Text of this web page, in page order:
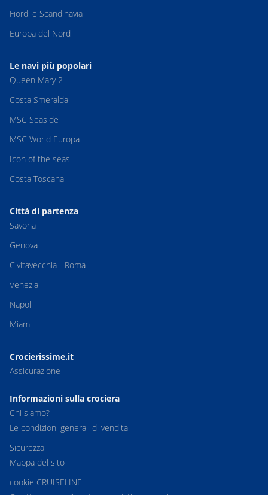
Fiordi e Scandinavia
Europa del Nord
Le navi più popolari
Queen Mary 2
Costa Smeralda
MSC Seaside
MSC World Europa
Icon of the seas
Costa Toscana
Città di partenza
Savona
Genova
Civitavecchia - Roma
Venezia
Napoli
Miami
Crocierissime.it
Assicurazione
Informazioni sulla crociera
Chi siamo?
Le condizioni generali di vendita
Sicurezza
Mappa del sito
cookie CRUISELINE